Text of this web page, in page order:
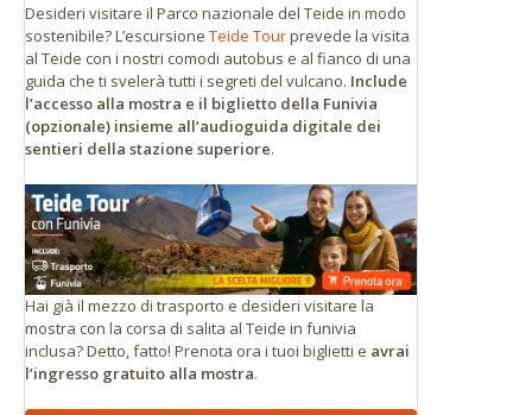
Desideri visitare il Parco nazionale del Teide in modo
sostenibile? L’escursione Teide Tourprevede la visita
al Teide con i nostri comodi autobus e al fianco di una
guida che ti svelerà tutti i segreti del vulcano. Include
l’accesso alla mostra e il biglietto della Funivia
(opzionale) insieme all’audioguida digitale dei
sentieri della stazione superiore.
Hai già il mezzo di trasporto e desideri visitare la
mostra con la corsa di salita al Teide in funivia
inclusa? Detto, fatto! Prenota ora i tuoi biglietti e avrai
l’ingresso gratuito alla mostra.